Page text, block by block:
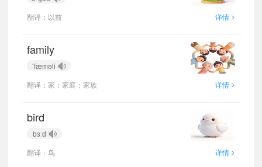
翻译：以前
详情 >
family
ˈfæməli
翻译：家；家庭；家族
详情 >
bird
bɜːd
翻译：鸟
详情 >